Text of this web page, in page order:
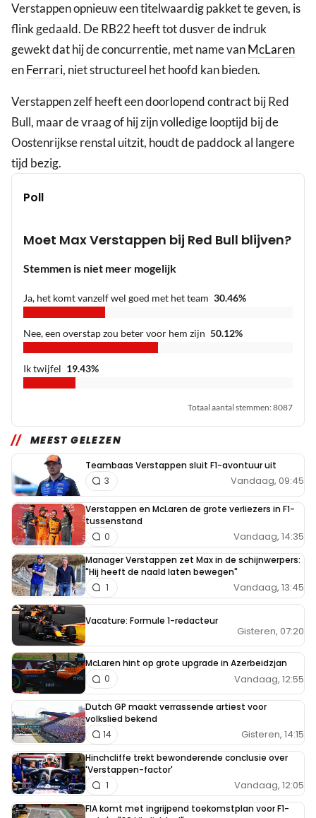
Verstappen opnieuw een titelwaardig pakket te geven, is
flink gedaald. De RB22 heeft tot dusver de indruk
gewekt dat hij de concurrentie, met name vanMcLaren
enFerrari, niet structureel het hoofd kan bieden.
Verstappen zelf heeft een doorlopend contract bij Red
Bull, maar de vraag of hij zijn volledige looptijd bij de
Oostenrijkse renstal uitzit, houdt de paddock al langere
tijd bezig.
Poll
Moet Max Verstappen bij Red Bull blijven?
Stemmen is niet meer mogelijk
Ja, het komt vanzelf wel goed met het team 30.46%
Nee, een overstap zou beter voor hem zijn 50.12%
Ik twijfel 19.43%
Totaal aantal stemmen:8087
MEEST GELEZEN
Teambaas Verstappen sluit F1-avontuur uit
Vandaag, 09:45
3
Verstappen en McLaren de grote verliezers in F1-
tussenstand
Vandaag, 14:35
0
Manager Verstappen zet Max in de schijnwerpers:
"Hij heeft de naald laten bewegen"
Vandaag, 13:45
1
Vacature: Formule 1-redacteur
Gisteren, 07:20
McLaren hint op grote upgrade in Azerbeidzjan
Vandaag, 12:55
0
Dutch GP maakt verrassende artiest voor
volkslied bekend
Gisteren, 14:15
14
Hinchcliffe trekt bewonderende conclusie over
'Verstappen-factor'
Vandaag, 12:05
1
FIA komt met ingrijpend toekomstplan voor F1-